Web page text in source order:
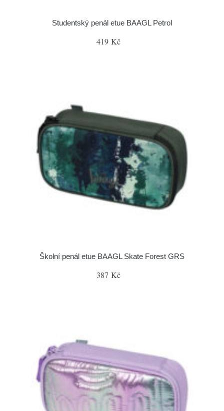
Studentský penál etue BAAGL Petrol
419 Kč
Školní penál etue BAAGL Skate Forest GRS
387 Kč